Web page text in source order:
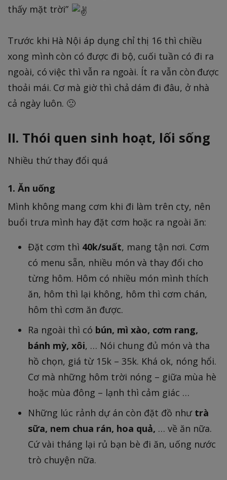
thấy mặt trời”
Trước khi Hà Nội áp dụng chỉ thị 16 thì chiều
xong mình còn có được đi bộ, cuối tuần có đi ra
ngoài, có việc thì vẫn ra ngoài. Ít ra vẫn còn được
thoải mái. Cơ mà giờ thì chả dám đi đâu, ở nhà
cả ngày luôn. 🙁
II. Thói quen sinh hoạt, lối sống
Nhiều thứ thay đổi quá
1. Ăn uống
Mình không mang cơm khi đi làm trên cty, nên
buổi trưa mình hay đặt cơm hoặc ra ngoài ăn:
Đặt cơm thì 40k/suất, mang tận nơi. Cơm
có menu sẵn, nhiều món và thay đổi cho
từng hôm. Hôm có nhiều món mình thích
ăn, hôm thì lại không, hôm thì cơm chán,
hôm thì cơm ăn được.
Ra ngoài thì có bún, mì xào, cơm rang,
bánh mỳ, xôi, … Nói chung đủ món và tha
hồ chọn, giá từ 15k – 35k. Khá ok, nóng hổi.
Cơ mà những hôm trời nóng – giữa mùa hè
hoặc mùa đông – lạnh thì cảm giác …
Những lúc rảnh dự án còn đặt đồ như trà
sữa, nem chua rán, hoa quả, … về ăn nữa.
Cứ vài tháng lại rủ bạn bè đi ăn, uống nước
trò chuyện nữa.